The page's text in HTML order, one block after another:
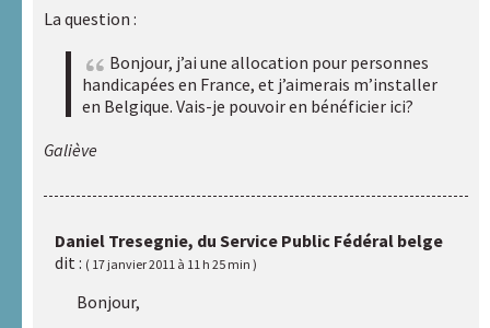
Poser
une
question
Centre de
documentation
Actualités
Rechercher :
La question :
Bonjour, j’ai une allocation pour personnes
handicapées en France, et j’aimerais m’installer
en Belgique. Vais-je pouvoir en bénéficier ici?
Galiève
Daniel Tresegnie, du Service Public Fédéral belge
dit :
17 janvier 2011 à 11 h 25 min
Bonjour,